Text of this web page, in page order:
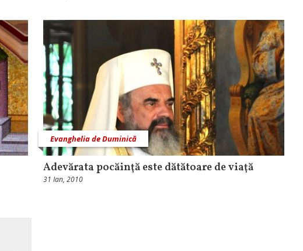
Evanghelia de Duminică
Adevărata pocăinţă este dătătoare de viaţă
31 Ian, 2010